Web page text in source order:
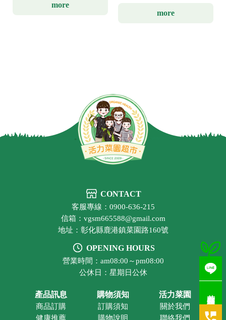
more
more
CONTACT
客服專線：0900-636-215
信箱：vgsm665588@gmail.com
地址：彰化縣鹿港鎮菜園路160號
OPENING HOURS
營業時間：am08:00～pm08:00
公休日：星期日公休
產品訊息
商品訂購
健康推薦
購物須知
訂購須知
購物說明
活力菜園
關於我們
聯絡我們